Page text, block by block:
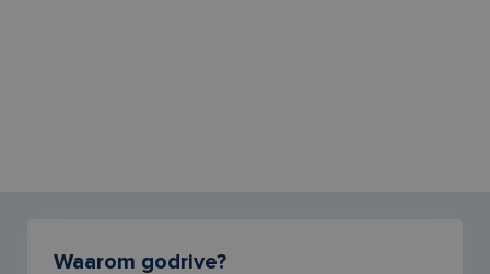
Waarom godrive?